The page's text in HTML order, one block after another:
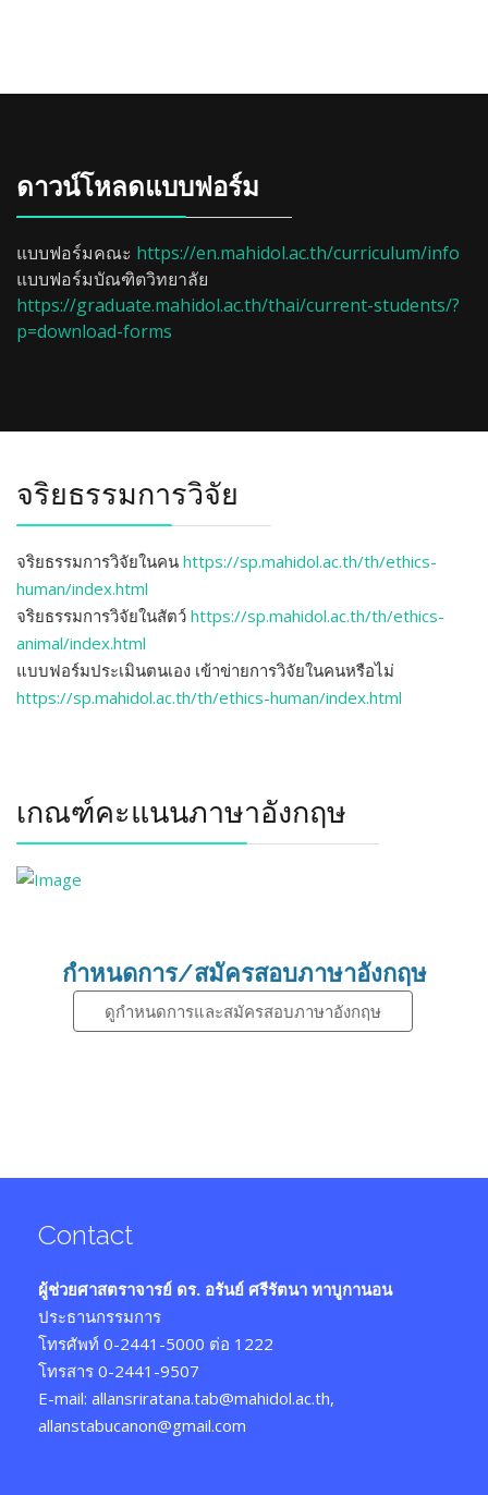
ดาวน์โหลดแบบฟอร์ม
แบบฟอร์มคณะ https://en.mahidol.ac.th/curriculum/info
แบบฟอร์มบัณฑิตวิทยาลัย
https://graduate.mahidol.ac.th/thai/current-students/?
p=download-forms
จริยธรรมการวิจัย
จริยธรรมการวิจัยในคน https://sp.mahidol.ac.th/th/ethics-
human/index.html
จริยธรรมการวิจัยในสัตว์ https://sp.mahidol.ac.th/th/ethics-
animal/index.html
แบบฟอร์มประเมินตนเอง เข้าข่ายการวิจัยในคนหรือไม่
https://sp.mahidol.ac.th/th/ethics-human/index.html
เกณฑ์คะแนนภาษาอังกฤษ
กำหนดการ/สมัครสอบภาษาอังกฤษ
ดูกำหนดการและสมัครสอบภาษาอังกฤษ
Contact
ผู้ช่วยศาสตราจารย์ ดร. อรันย์ ศรีรัตนา ทาบูกานอน
ประธานกรรมการ
โทรศัพท์ 0-2441-5000 ต่อ 1222
โทรสาร 0-2441-9507
E-mail: allansriratana.tab@mahidol.ac.th,
allanstabucanon@gmail.com